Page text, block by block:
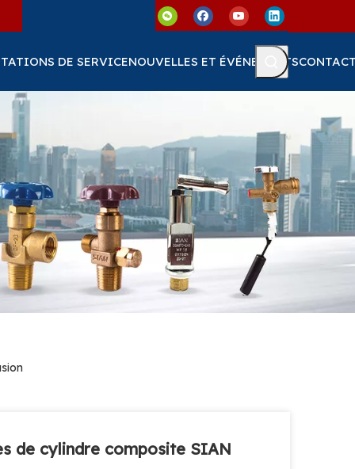
DE SERVICENOUVELLES ET ÉVÉNEMENTS
de cylindre composite SIAN